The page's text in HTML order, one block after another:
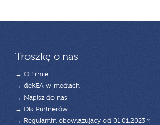
Troszkę o nas
→ O firmie
→ deKEA w mediach
→ Napisz do nas
→ Dla Partnerów
→ Regulamin obowiązujący od 01.01.2023 r.